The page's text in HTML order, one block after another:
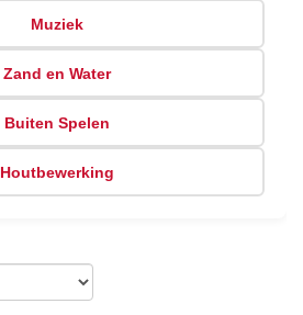
Muziek
Zand en Water
Buiten Spelen
Houtbewerking